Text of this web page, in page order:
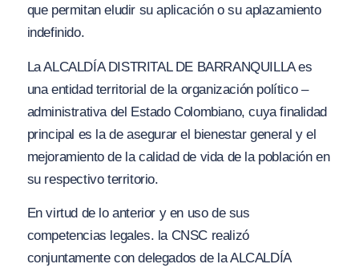
que permitan eludir su aplicación o su aplazamiento
indefinido.
La ALCALDÍA DISTRITAL DE BARRANQUILLA es
una entidad territorial de la organización político –
administrativa del Estado Colombiano, cuya finalidad
principal es la de asegurar el bienestar general y el
mejoramiento de la calidad de vida de la población en
su respectivo territorio.
En virtud de lo anterior y en uso de sus
competencias legales. la CNSC realizó
conjuntamente con delegados de la ALCALDÍA